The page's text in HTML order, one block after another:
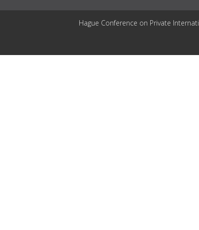
Hague Conference on Private